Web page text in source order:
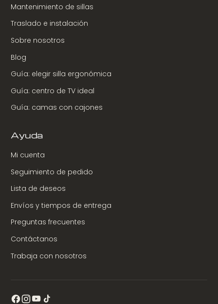
Mantenimiento de sillas
Traslado e instalación
Sobre nosotros
Blog
Guía: elegir silla ergonómica
Guía: centro de TV ideal
Guía: camas con cajones
Ayuda
Mi cuenta
Seguimiento de pedido
Lista de deseos
Envíos y tiempos de entrega
Preguntas frecuentes
Contáctanos
Trabaja con nosotros